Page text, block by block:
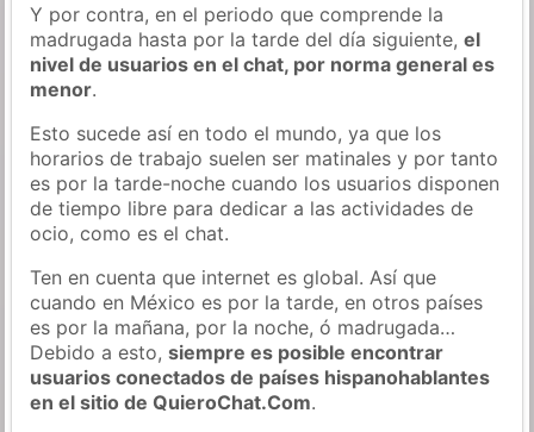
Y por contra, en el periodo que comprende la
madrugada hasta por la tarde del día siguiente,el
nivel de usuarios en el chat, por norma general es
menor.
Esto sucede así en todo el mundo, ya que los
horarios de trabajo suelen ser matinales y por tanto
es por la tarde-noche cuando los usuarios disponen
de tiempo libre para dedicar a las actividades de
ocio, como es el chat.
Ten en cuenta que internet es global. Así que
cuando en México es por la tarde, en otros países
es por la mañana, por la noche, ó madrugada…
Debido a esto,siempre es posible encontrar
usuarios conectados de países hispanohablantes
en el sitio de QuieroChat.Com.